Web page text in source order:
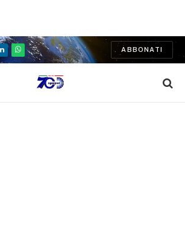
LinkedInWhatsApp
ABBONATI